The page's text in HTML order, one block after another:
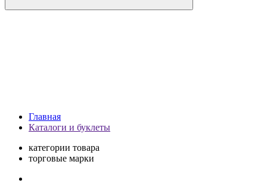
Главная
Каталоги и буклеты
категории товара
торговые марки